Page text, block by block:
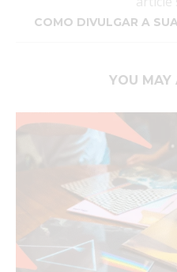
COMO DIVULGAR A
YOU MAY